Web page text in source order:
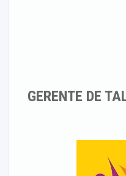
GERENTE DE